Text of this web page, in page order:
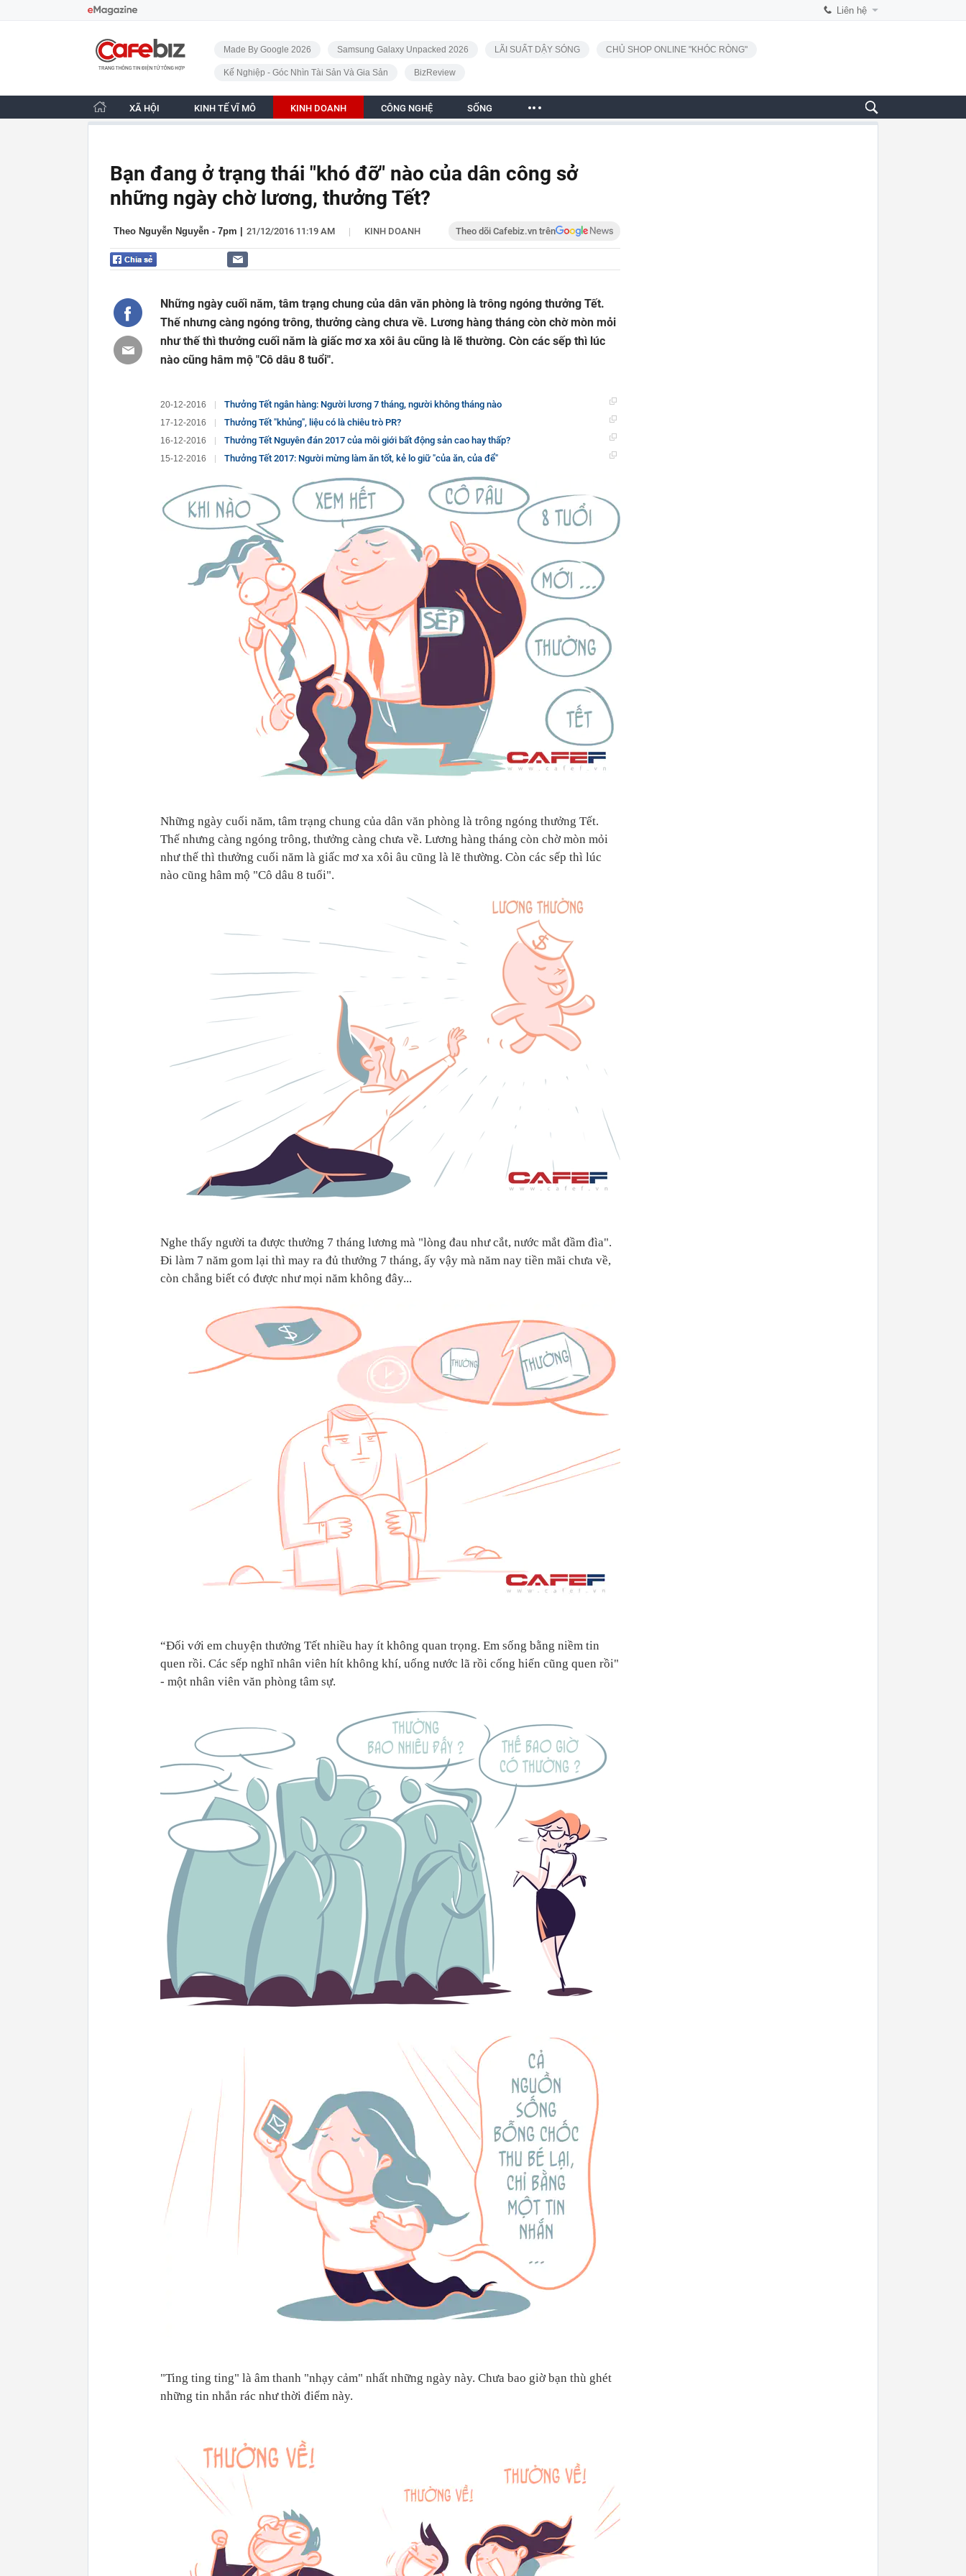
Liên hệ
CafeBiz - Trang chủ
Made By Google 2026 Samsung Galaxy Unpacked 2026 LÃI SUẤT DẬY SÓNG CHỦ SHOP ONLINE "KHÓC RÒNG"
Kế Nghiệp - Góc Nhìn Tài Sản Và Gia Sản BizReview
XÃ HỘI KINH TẾ VĨ MÔ KINH DOANH CÔNG NGHỆ SỐNG
Bạn đang ở trạng thái "khó đỡ" nào của dân công sở
những ngày chờ lương, thưởng Tết?
Theo Nguyễn Nguyễn - 7pm 21/12/2016 11:19 AM | KINH DOANH Theo dõi Cafebiz.vn trên
Những ngày cuối năm, tâm trạng chung của dân văn phòng là trông ngóng thưởng Tết.
Thế nhưng càng ngóng trông, thưởng càng chưa về. Lương hàng tháng còn chờ mòn mỏi
như thế thì thưởng cuối năm là giấc mơ xa xôi âu cũng là lẽ thường. Còn các sếp thì lúc
nào cũng hâm mộ "Cô dâu 8 tuổi".
20-12-2016 Thưởng Tết ngân hàng: Người lương 7 tháng, người không tháng nào
17-12-2016 Thưởng Tết "khủng", liệu có là chiêu trò PR?
16-12-2016 Thưởng Tết Nguyên đán 2017 của môi giới bất động sản cao hay thấp?
15-12-2016 Thưởng Tết 2017: Người mừng làm ăn tốt, kẻ lo giữ "của ăn, của để"
Những ngày cuối năm, tâm trạng chung của dân văn phòng là trông ngóng thưởng Tết.
Thế nhưng càng ngóng trông, thưởng càng chưa về. Lương hàng tháng còn chờ mòn mỏi
như thế thì thưởng cuối năm là giấc mơ xa xôi âu cũng là lẽ thường. Còn các sếp thì lúc
nào cũng hâm mộ "Cô dâu 8 tuổi".
Nghe thấy người ta được thưởng 7 tháng lương mà "lòng đau như cắt, nước mắt đầm đìa".
Đi làm 7 năm gom lại thì may ra đủ thưởng 7 tháng, ấy vậy mà năm nay tiền mãi chưa về,
còn chẳng biết có được như mọi năm không đây...
“Đối với em chuyện thưởng Tết nhiều hay ít không quan trọng. Em sống bằng niềm tin
quen rồi. Các sếp nghĩ nhân viên hít không khí, uống nước lã rồi cống hiến cũng quen rồi"
- một nhân viên văn phòng tâm sự.
"Ting ting ting" là âm thanh "nhạy cảm" nhất những ngày này. Chưa bao giờ bạn thù ghét
những tin nhắn rác như thời điểm này.